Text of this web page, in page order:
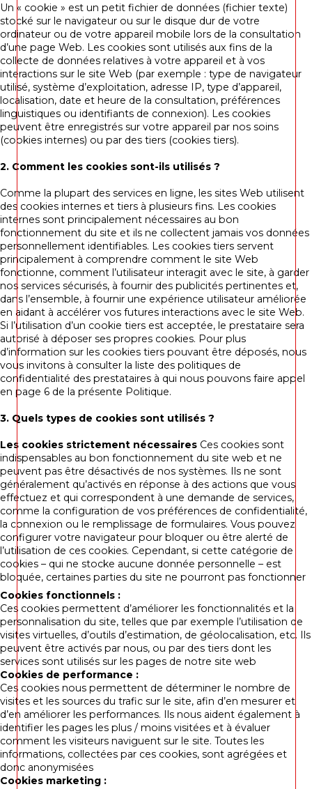
Un « cookie » est un petit fichier de données (fichier texte)
stocké sur le navigateur ou sur le disque dur de votre
ordinateur ou de votre appareil mobile lors de la consultation
d’une page Web. Les cookies sont utilisés aux fins de la
collecte de données relatives à votre appareil et à vos
interactions sur le site Web (par exemple : type de navigateur
utilisé, système d’exploitation, adresse IP, type d’appareil,
localisation, date et heure de la consultation, préférences
linguistiques ou identifiants de connexion). Les cookies
peuvent être enregistrés sur votre appareil par nos soins
(cookies internes) ou par des tiers (cookies tiers).
2. Comment les cookies sont-ils utilisés ?
Comme la plupart des services en ligne, les sites Web utilisent
des cookies internes et tiers à plusieurs fins. Les cookies
internes sont principalement nécessaires au bon
fonctionnement du site et ils ne collectent jamais vos données
personnellement identifiables. Les cookies tiers servent
principalement à comprendre comment le site Web
fonctionne, comment l’utilisateur interagit avec le site, à garder
nos services sécurisés, à fournir des publicités pertinentes et,
dans l’ensemble, à fournir une expérience utilisateur améliorée
en aidant à accélérer vos futures interactions avec le site Web.
Si l’utilisation d’un cookie tiers est acceptée, le prestataire sera
autorisé à déposer ses propres cookies. Pour plus
d’information sur les cookies tiers pouvant être déposés, nous
vous invitons à consulter la liste des politiques de
confidentialité des prestataires à qui nous pouvons faire appel
en page 6 de la présente Politique.
3. Quels types de cookies sont utilisés ?
Les cookies strictement nécessaires Ces cookies sont
indispensables au bon fonctionnement du site web et ne
peuvent pas être désactivés de nos systèmes. Ils ne sont
généralement qu’activés en réponse à des actions que vous
effectuez et qui correspondent à une demande de services,
comme la configuration de vos préférences de confidentialité,
la connexion ou le remplissage de formulaires. Vous pouvez
configurer votre navigateur pour bloquer ou être alerté de
l’utilisation de ces cookies. Cependant, si cette catégorie de
cookies – qui ne stocke aucune donnée personnelle – est
bloquée, certaines parties du site ne pourront pas fonctionner
Cookies fonctionnels :
Ces cookies permettent d’améliorer les fonctionnalités et la
personnalisation du site, telles que par exemple l’utilisation de
visites virtuelles, d’outils d’estimation, de géolocalisation, etc. Ils
peuvent être activés par nous, ou par des tiers dont les
services sont utilisés sur les pages de notre site web
Cookies de performance :
Ces cookies nous permettent de déterminer le nombre de
visites et les sources du trafic sur le site, afin d’en mesurer et
d’en améliorer les performances. Ils nous aident également à
identifier les pages les plus / moins visitées et à évaluer
comment les visiteurs naviguent sur le site. Toutes les
informations, collectées par ces cookies, sont agrégées et
donc anonymisées
Cookies marketing :